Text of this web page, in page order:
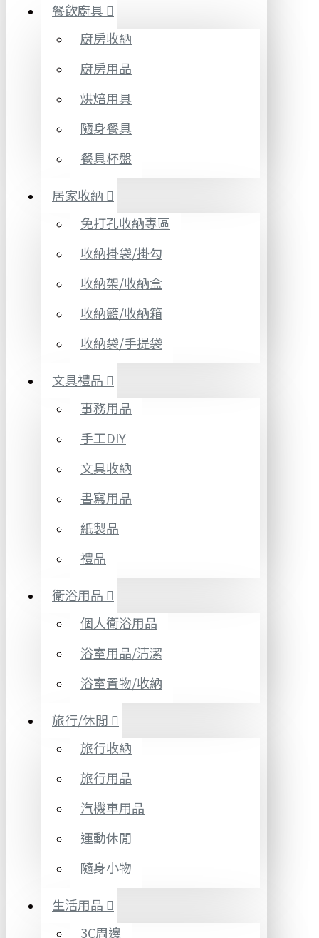
餐飲廚具
廚房收納
廚房用品
烘焙用具
隨身餐具
餐具杯盤
居家收納
免打孔收納專區
收納掛袋/掛勾
收納架/收納盒
收納籃/收納箱
收納袋/手提袋
文具禮品
事務用品
手工DIY
文具收納
書寫用品
紙製品
禮品
衛浴用品
個人衛浴用品
浴室用品/清潔
浴室置物/收納
旅行/休閒
旅行收納
旅行用品
汽機車用品
運動休閒
隨身小物
生活用品
3C周邊